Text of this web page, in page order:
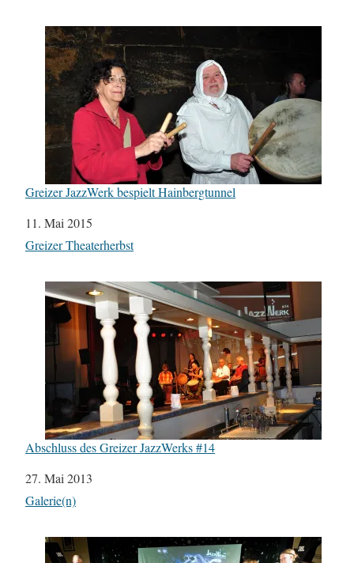
Greizer JazzWerk bespielt Hainbergtunnel
Datum
11. Mai 2015
In Bezug auf
Greizer Theaterherbst
Abschluss des Greizer JazzWerks #14
Datum
27. Mai 2013
In Bezug auf
Galerie(n)